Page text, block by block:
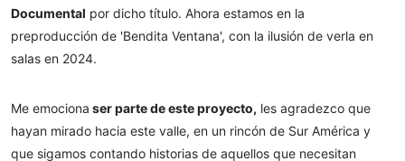
Documental por dicho título. Ahora estamos en la
preproducción de 'Bendita Ventana', con la ilusión de verla en
salas en 2024.
Me emociona ser parte de este proyecto, les agradezco que
hayan mirado hacia este valle, en un rincón de Sur América y
que sigamos contando historias de aquellos que necesitan